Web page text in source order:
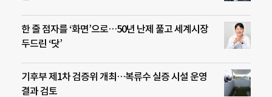
한 줄 점자를 ‘화면’으로…50년 난제 풀고 세계시장
두드린 ‘닷’
기후부 제1차 검증위 개최…복류수 실증 시설 운영
결과 검토